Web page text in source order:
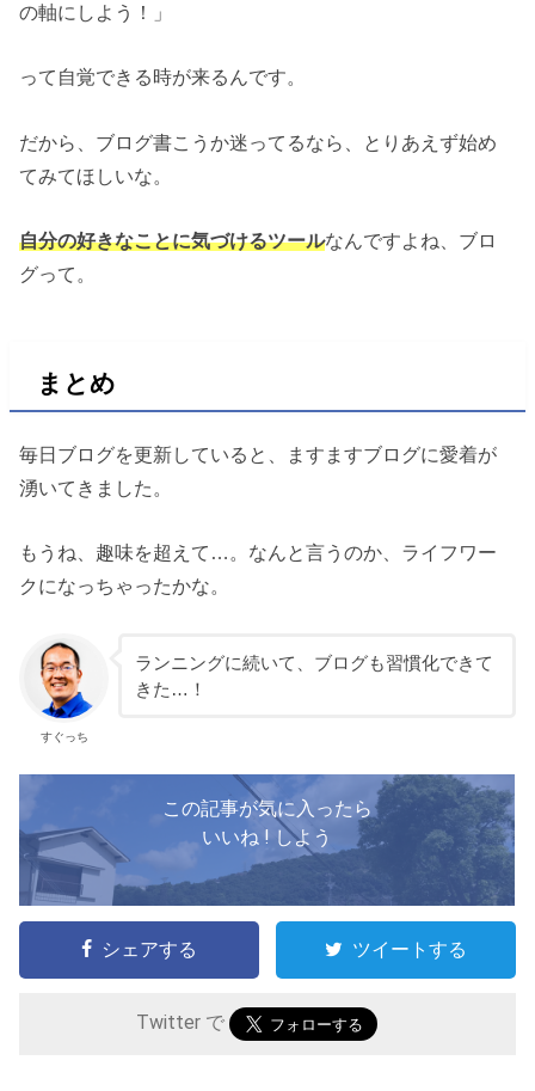
の軸にしよう！」
って自覚できる時が来るんです。
だから、ブログ書こうか迷ってるなら、とりあえず始め
てみてほしいな。
自分の好きなことに気づけるツールなんですよね、ブロ
グって。
まとめ
毎日ブログを更新していると、ますますブログに愛着が
湧いてきました。
もうね、趣味を超えて…。なんと言うのか、ライフワー
クになっちゃったかな。
すぐっち
ランニングに続いて、ブログも習慣化できて
きた…！
この記事が気に入ったら
いいね ! しよう
シェアする ツイートする
Twitter で